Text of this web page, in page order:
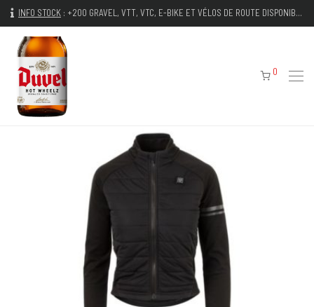
INFO STOCK : +200 GRAVEL, VTT, VTC, E-BIKE ET VÉLOS DE ROUTE DISPONIBLES IMMÉDIATEMENT
0